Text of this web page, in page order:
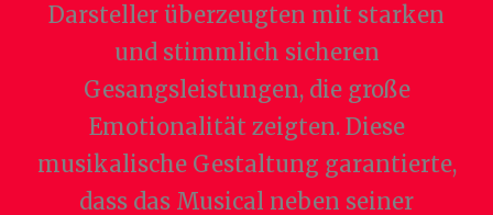
Darsteller überzeugten mit starken
und stimmlich sicheren
Gesangsleistungen, die große
Emotionalität zeigten. Diese
musikalische Gestaltung garantierte,
dass das Musical neben seiner